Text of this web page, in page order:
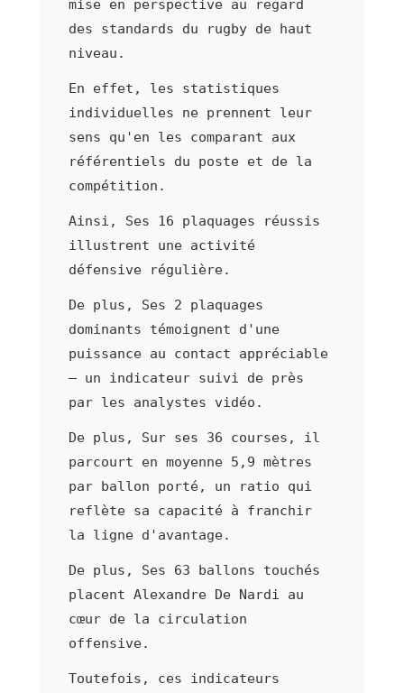
mise en perspective au regard
des standards du rugby de haut
niveau.
En effet, les statistiques
individuelles ne prennent leur
sens qu'en les comparant aux
référentiels du poste et de la
compétition.
Ainsi, Ses 16 plaquages réussis
illustrent une activité
défensive régulière.
De plus, Ses 2 plaquages
dominants témoignent d'une
puissance au contact appréciable
— un indicateur suivi de près
par les analystes vidéo.
De plus, Sur ses 36 courses, il
parcourt en moyenne 5,9 mètres
par ballon porté, un ratio qui
reflète sa capacité à franchir
la ligne d'avantage.
De plus, Ses 63 ballons touchés
placent Alexandre De Nardi au
cœur de la circulation
offensive.
Toutefois, ces indicateurs